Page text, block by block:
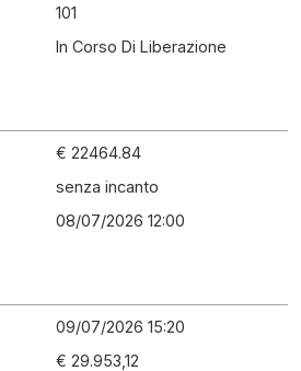
101
In Corso Di Liberazione
€ 22464.84
senza incanto
08/07/2026 12:00
09/07/2026 15:20
€ 29.953,12